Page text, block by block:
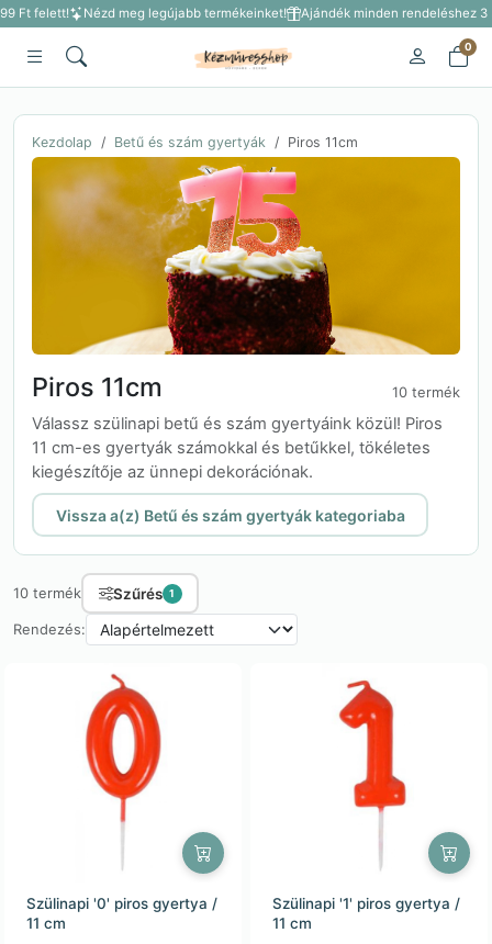
Ft felett! Nézd meg legújabb termékeinket! Ajándék minden rendeléshez 3
0
Kezdolap Betű és szám gyertyák Piros 11cm
Piros 11cm 10 termék
Válassz szülinapi betű és szám gyertyáink közül! Piros
11 cm-es gyertyák számokkal és betűkkel, tökéletes
kiegészítője az ünnepi dekorációnak.
Vissza a(z) Betű és szám gyertyák kategoriaba
10 termék Szűrés 1
Rendezés:
Szülinapi '0' piros gyertya /
11 cm
Szülinapi '1' piros gyertya /
11 cm